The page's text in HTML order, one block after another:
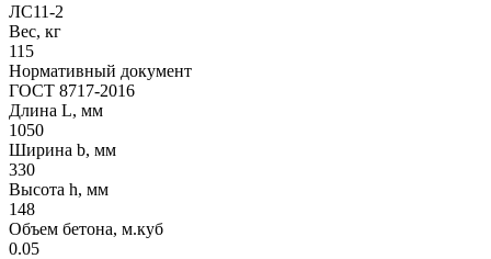
ЛС11-2
Вес, кг
115
Нормативный документ
ГОСТ 8717-2016
Длина L, мм
1050
Ширина b, мм
330
Высота h, мм
148
Объем бетона, м.куб
0.05